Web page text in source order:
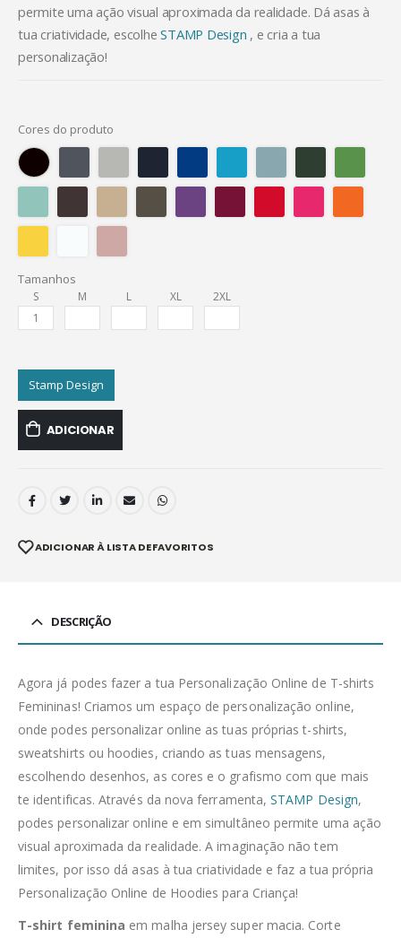
permite uma ação visual aproximada da realidade. Dá asas à
tua criatividade, escolheSTAMP Design , e cria a tua
personalização!
Cores do produto
Tamanhos
S M L XL 2XL
Stamp Design
ADICIONAR
ADICIONAR À LISTA DE FAVORITOS
DESCRIÇÃO
Agora já podes fazer a tua Personalização Online de T-shirts
Femininas! Criamos um espaço de personalização online,
onde podes personalizar online as tuas próprias t-shirts,
sweatshirts ou hoodies, criando as tuas mensagens,
escolhendo desenhos, as cores e o grafismo com que mais
te identificas. Através da nova ferramenta,STAMP Design,
podes personalizar online e em simultâneo permite uma ação
visual aproximada da realidade. A imaginação não tem
limites, por isso dá asas à tua criatividade e faz a tua própria
Personalização Online de Hoodies para Criança!
T-shirt feminina em malha jersey super macia. Corte